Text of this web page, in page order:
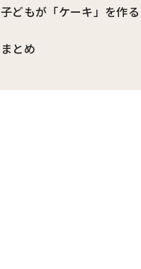
子どもが「ケーキ」を作
まとめ